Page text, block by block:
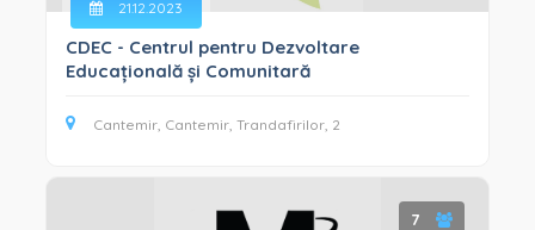
21.12.2023
CDEC - Centrul pentru Dezvoltare
Educațională și Comunitară
Cantemir, Cantemir, Trandafirilor, 2
7